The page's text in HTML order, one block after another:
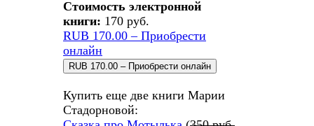
Стоимость электронной
книги: 170 руб.
RUB 170.00 – Приобрести
онлайн
Купить еще две книги Марии
Стадорновой: